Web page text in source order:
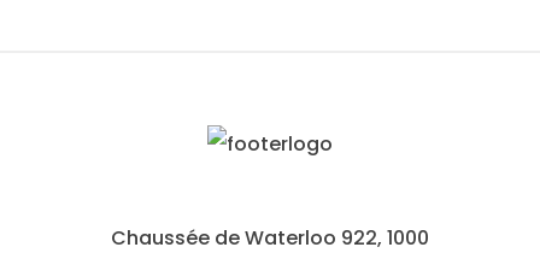
Chaussée de Waterloo 922, 1000